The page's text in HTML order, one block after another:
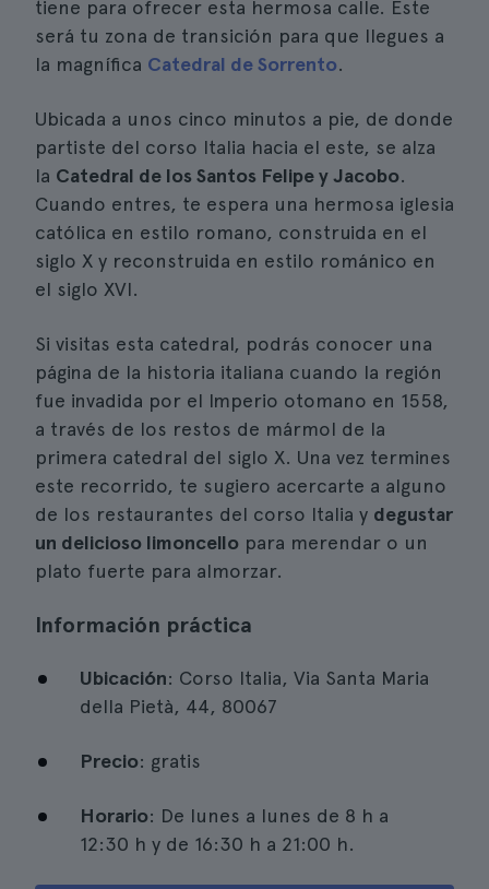
tiene para ofrecer esta hermosa calle. Este
será tu zona de transición para que llegues a
la magnífica Catedral de Sorrento.
Ubicada a unos cinco minutos a pie, de donde
partiste del corso Italia hacia el este, se alza
la Catedral de los Santos Felipe y Jacobo.
Cuando entres, te espera una hermosa iglesia
católica en estilo romano, construida en el
siglo X y reconstruida en estilo románico en
el siglo XVI.
Si visitas esta catedral, podrás conocer una
página de la historia italiana cuando la región
fue invadida por el Imperio otomano en 1558,
a través de los restos de mármol de la
primera catedral del siglo X. Una vez termines
este recorrido, te sugiero acercarte a alguno
de los restaurantes del corso Italia y degustar
un delicioso limoncello para merendar o un
plato fuerte para almorzar.
Información práctica
Ubicación: Corso Italia, Via Santa Maria
della Pietà, 44, 80067
Precio: gratis
Horario: De lunes a lunes de 8 h a
12:30 h y de 16:30 h a 21:00 h.